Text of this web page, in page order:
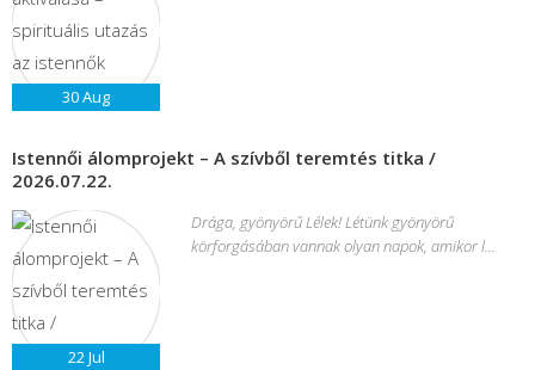
30Aug
Istennői álomprojekt – A szívből teremtés titka /
2026.07.22.
22Jul
Drága, gyönyörű Lélek! Létünk gyönyörű
körforgásában vannak olyan napok, amikor l...